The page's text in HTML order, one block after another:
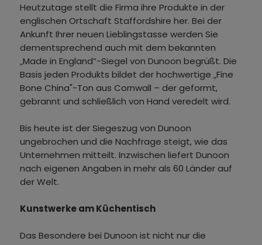
Heutzutage stellt die Firma ihre Produkte in der
englischen Ortschaft Staffordshire her. Bei der
Ankunft Ihrer neuen Lieblingstasse werden Sie
dementsprechend auch mit dem bekannten
„Made in England“-Siegel von Dunoon begrüßt. Die
Basis jeden Produkts bildet der hochwertige „Fine
Bone China"-Ton aus Cornwall – der geformt,
gebrannt und schließlich von Hand veredelt wird.
Bis heute ist der Siegeszug von Dunoon
ungebrochen und die Nachfrage steigt, wie das
Unternehmen mitteilt. Inzwischen liefert Dunoon
nach eigenen Angaben in mehr als 60 Länder auf
der Welt.
Kunstwerke am Küchentisch
Das Besondere bei Dunoon ist nicht nur die